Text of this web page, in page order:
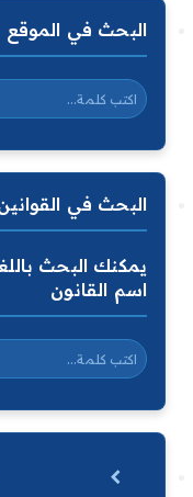
البحث في الموقع
البحث في القوانين
يمكنك البحث
اسم القانون